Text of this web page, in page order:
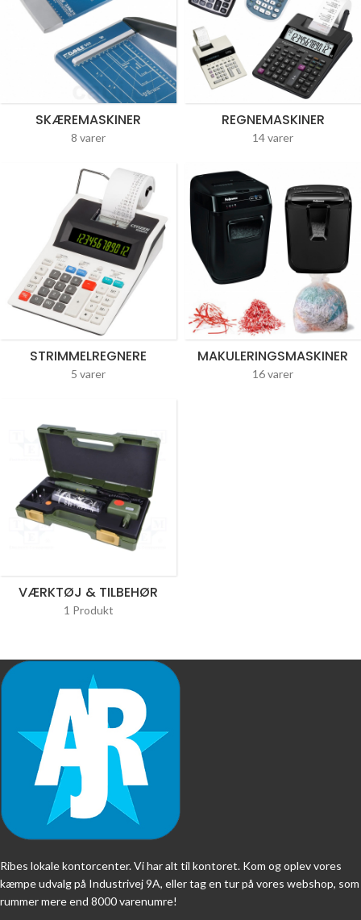
SKÆREMASKINER
8 varer
REGNEMASKINER
14 varer
STRIMMELREGNERE
5 varer
MAKULERINGSMASKINER
16 varer
VÆRKTØJ & TILBEHØR
1 Produkt
Ribes lokale kontorcenter. Vi har alt til kontoret. Kom og oplev vores
kæmpe udvalg på Industrivej 9A, eller tag en tur på vores webshop, som
rummer mere end 8000 varenumre!